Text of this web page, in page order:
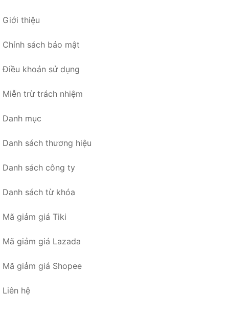
Giới thiệu
Chính sách bảo mật
Điều khoản sử dụng
Miễn trừ trách nhiệm
Danh mục
Danh sách thương hiệu
Danh sách công ty
Danh sách từ khóa
Mã giảm giá Tiki
Mã giảm giá Lazada
Mã giảm giá Shopee
Liên hệ